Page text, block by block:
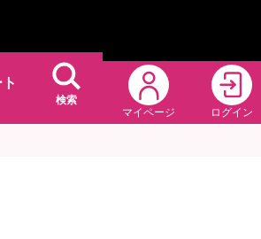
検索
マイページ ログイン